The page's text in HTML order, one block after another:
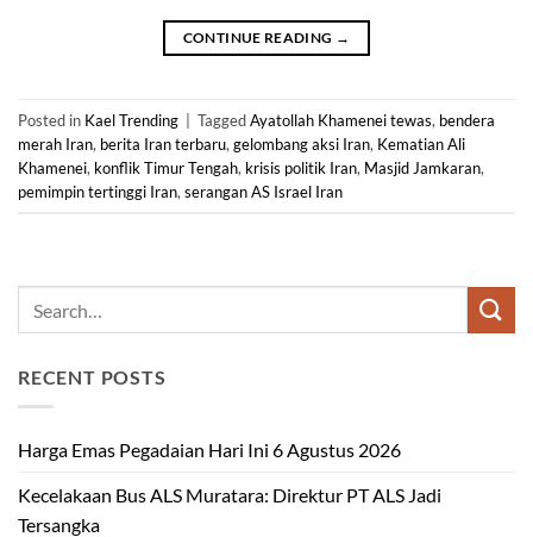
CONTINUE READING →
Posted in Kael Trending TaggedAyatollah Khamenei tewas, bendera
merah Iran, berita Iran terbaru, gelombang aksi Iran, Kematian Ali
Khamenei, konflik Timur Tengah, krisis politik Iran, Masjid Jamkaran,
pemimpin tertinggi Iran, serangan AS Israel Iran
RECENT POSTS
Harga Emas Pegadaian Hari Ini 6 Agustus 2026
Kecelakaan Bus ALS Muratara: Direktur PT ALS Jadi
Tersangka